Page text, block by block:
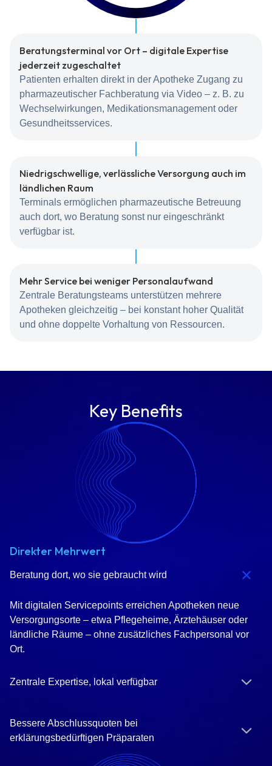
Beratungsterminal vor Ort – digitale Expertise
jederzeit zugeschaltet
Patienten erhalten direkt in der Apotheke Zugang zu
pharmazeutischer Fachberatung via Video – z. B. zu
Wechselwirkungen, Medikationsmanagement oder
Gesundheitsservices.
Niedrigschwellige, verlässliche Versorgung auch im
ländlichen Raum
Terminals ermöglichen pharmazeutische Betreuung
auch dort, wo Beratung sonst nur eingeschränkt
verfügbar ist.
Mehr Service bei weniger Personalaufwand
Zentrale Beratungsteams unterstützen mehrere
Apotheken gleichzeitig – bei konstant hoher Qualität
und ohne doppelte Vorhaltung von Ressourcen.
Key Benefits
Direkter Mehrwert
Beratung dort, wo sie gebraucht wird
Mit digitalen Servicepoints erreichen Apotheken neue
Versorgungsorte – etwa Pflegeheime, Ärztehäuser oder
ländliche Räume – ohne zusätzliches Fachpersonal vor
Ort.
Zentrale Expertise, lokal verfügbar
Bessere Abschlussquoten bei
erklärungsbedürftigen Präparaten